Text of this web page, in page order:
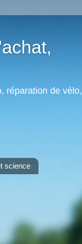
réparation de vélo,
science